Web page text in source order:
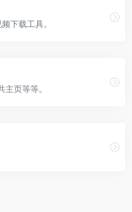
下载工具。
页等等。